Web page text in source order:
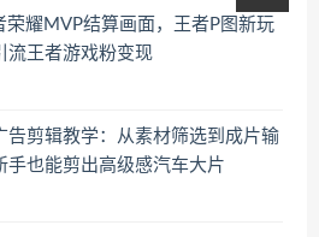
荣耀MVP结算画面，王者P图新玩
流王者游戏粉变现
告剪辑教学：从素材筛选到成片输
手也能剪出高级感汽车大片